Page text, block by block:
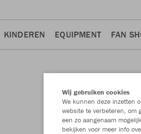
KINDEREN EQUIPMENT FAN
Wij gebruiken cookies
We kunnen deze inzetten
website te verbeteren, om
een zo aangenaam
bekijken voor meer info